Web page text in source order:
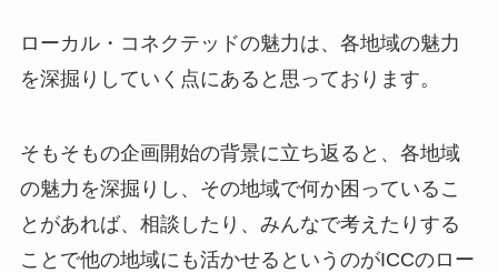
ローカル・コネクテッドの魅力は、各地域の魅力
を深掘りしていく点にあると思っております。
そもそもの企画開始の背景に立ち返ると、各地域
の魅力を深掘りし、その地域で何か困っているこ
とがあれば、相談したり、みんなで考えたりする
ことで他の地域にも活かせるというのがICCのロー